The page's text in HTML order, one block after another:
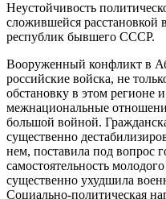
Неустойчивость
сложившейся расстановкой
республик бывшего СССР.
Вооруженный конфликт в
российские войска, не
обстановку в этом регионе
межнациональные
большой войной.
существенно
нем, поставила под вопрос
самостоятельность
существенно ухудшила
Социально-политическая